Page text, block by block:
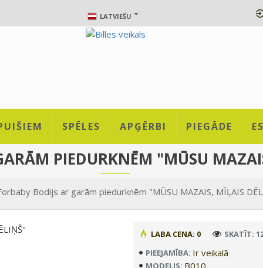
LATVIEŠU
SPĒLES APĢĒRBI PIEGĀDE
Bodijs ar garām piedurknēm "MŪSU MAZAIS, MĪĻAIS
PIEDURKNĒM "MŪSU
PIEEJAMĪBA: Ir veikalā
MODELIS: B010
LABA CENA: 0 SKATĪT: